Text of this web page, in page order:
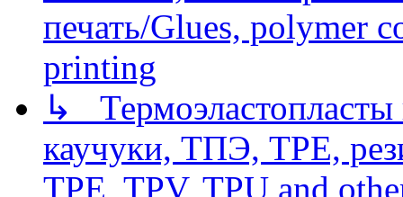
печать/Glues, polymer
printing
↳
каучуки, ТПЭ, TPE,
TPE, TPV, TPU and